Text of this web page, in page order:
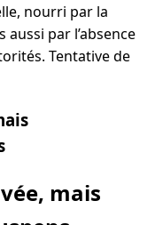
nourri par la
par l’absence
Tentative de
mais